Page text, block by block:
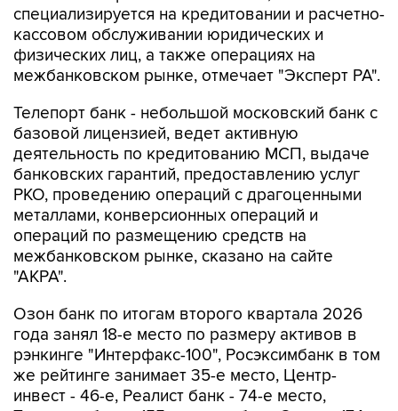
физических лиц, а также операциях на
межбанковском рынке, отмечает "Эксперт РА".
Телепорт банк - небольшой московский банк с
деятельность по кредитованию МСП, выдаче
банковских гарантий, предоставлению услуг
РКО, проведению операций с драгоценными
металлами, конверсионных операций и
операций по размещению средств на
межбанковском рынке, сказано на сайте
"АКРА".
Озон банк по итогам второго квартала 2026
рэнкинге "Интерфакс-100", Росэксимбанк в том
же рейтинге занимает 35-е место, Центр-
инвест - 46-е, Реалист банк - 74-е место,
Телепорт банк - 155-е место, банк Ставр - 174-е
место.